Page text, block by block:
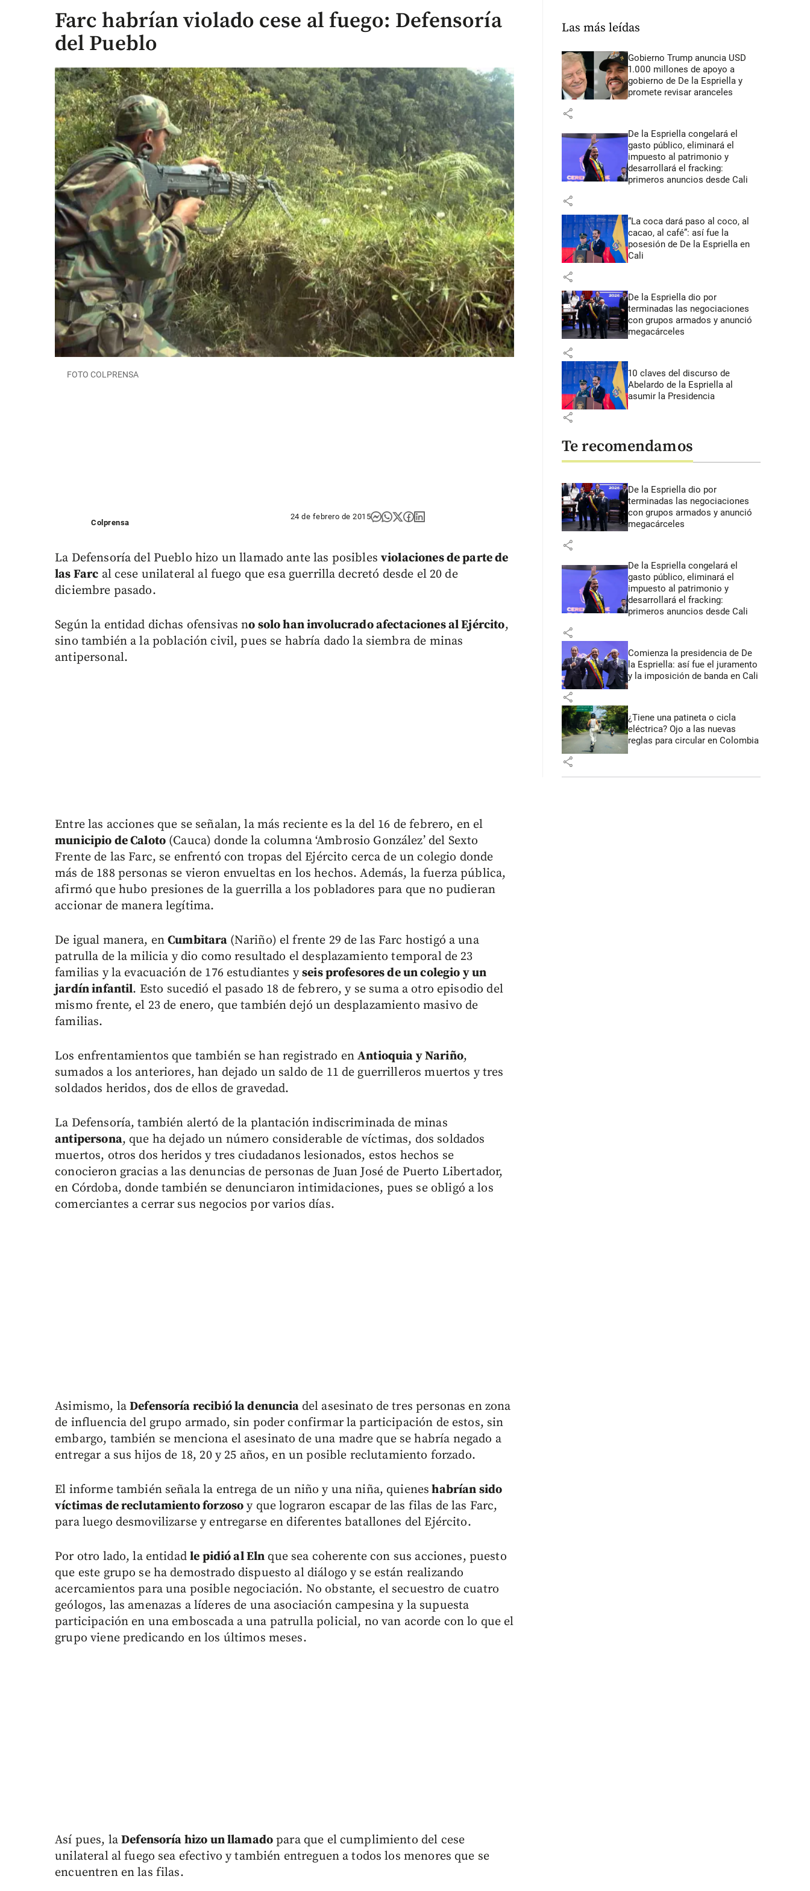
Farc habrían violado cese al fuego: Defensoría
del Pueblo
FOTO COLPRENSA
Colprensa
24 de febrero de 2015
La Defensoría del Pueblo hizo un llamado ante las posiblesviolaciones de parte de
las Farc al cese unilateral al fuego que esa guerrilla decretó desde el 20 de
diciembre pasado.
Según la entidad dichas ofensivas no solo han involucrado afectaciones al Ejército,
sino también a la población civil, pues se habría dado la siembra de minas
antipersonal.
Entre las acciones que se señalan, la más reciente es la del 16 de febrero, en el
municipio de Caloto (Cauca) donde la columna ‘Ambrosio González’ del Sexto
Frente de las Farc, se enfrentó con tropas del Ejército cerca de un colegio donde
más de 188 personas se vieron envueltas en los hechos. Además, la fuerza pública,
afirmó que hubo presiones de la guerrilla a los pobladores para que no pudieran
accionar de manera legítima.
De igual manera, enCumbitara (Nariño) el frente 29 de las Farc hostigó a una
patrulla de la milicia y dio como resultado el desplazamiento temporal de 23
familias y la evacuación de 176 estudiantes yseis profesores de un colegio y un
jardín infantil. Esto sucedió el pasado 18 de febrero, y se suma a otro episodio del
mismo frente, el 23 de enero, que también dejó un desplazamiento masivo de
familias.
Los enfrentamientos que también se han registrado enAntioquia y Nariño,
sumados a los anteriores, han dejado un saldo de 11 de guerrilleros muertos y tres
soldados heridos, dos de ellos de gravedad.
La Defensoría, también alertó de la plantación indiscriminada de minas
antipersona, que ha dejado un número considerable de víctimas, dos soldados
muertos, otros dos heridos y tres ciudadanos lesionados, estos hechos se
conocieron gracias a las denuncias de personas de Juan José de Puerto Libertador,
en Córdoba, donde también se denunciaron intimidaciones, pues se obligó a los
comerciantes a cerrar sus negocios por varios días.
Asimismo, laDefensoría recibió la denuncia del asesinato de tres personas en zona
de influencia del grupo armado, sin poder confirmar la participación de estos, sin
embargo, también se menciona el asesinato de una madre que se habría negado a
entregar a sus hijos de 18, 20 y 25 años, en un posible reclutamiento forzado.
El informe también señala la entrega de un niño y una niña, quienes habrían sido
víctimas de reclutamiento forzoso y que lograron escapar de las filas de las Farc,
para luego desmovilizarse y entregarse en diferentes batallones del Ejército.
Por otro lado, la entidadle pidió al Eln que sea coherente con sus acciones, puesto
que este grupo se ha demostrado dispuesto al diálogo y se están realizando
acercamientos para una posible negociación. No obstante, el secuestro de cuatro
geólogos, las amenazas a líderes de una asociación campesina y la supuesta
participación en una emboscada a una patrulla policial, no van acorde con lo que el
grupo viene predicando en los últimos meses.
Así pues, laDefensoría hizo un llamado para que el cumplimiento del cese
unilateral al fuego sea efectivo y también entreguen a todos los menores que se
encuentren en las filas.
Las más leídas
Gobierno Trump anuncia USD
1.000 millones de apoyo a
gobierno de De la Espriella y
promete revisar aranceles
share
De la Espriella congelará el
gasto público, eliminará el
impuesto al patrimonio y
desarrollará el fracking:
primeros anuncios desde Cali
share
“La coca dará paso al coco, al
cacao, al café”: así fue la
posesión de De la Espriella en
Cali
share
De la Espriella dio por
terminadas las negociaciones
con grupos armados y anunció
megacárceles
share
10 claves del discurso de
Abelardo de la Espriella al
asumir la Presidencia
share
Te recomendamos
De la Espriella dio por
terminadas las negociaciones
con grupos armados y anunció
megacárceles
share
De la Espriella congelará el
gasto público, eliminará el
impuesto al patrimonio y
desarrollará el fracking:
primeros anuncios desde Cali
share
Comienza la presidencia de De
la Espriella: así fue el juramento
y la imposición de banda en Cali
share
¿Tiene una patineta o cicla
eléctrica? Ojo a las nuevas
reglas para circular en Colombia
share